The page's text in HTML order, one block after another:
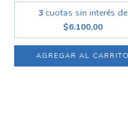
3 cuotas sin interés de
$6.100,00